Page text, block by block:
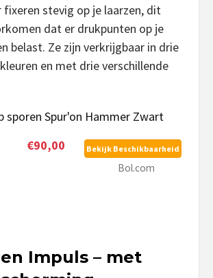
stevig op je laarzen, dit
dat er drukpunten op je
belast. Ze zijn verkrijgbaar in drie
en met drie verschillende
sporen Spur'on Hammer Zwart
€90,00
Bekijk Beschikbaarheid
Bol.com
Impuls – met